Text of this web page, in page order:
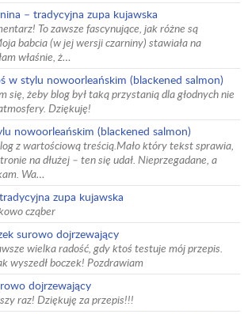
– tradycyjna zupa kujawska
To zawsze fascynujące, jak różne są
babcia (w jej wersji czarniny) stawiała na
właśnie, ż…
w stylu nowoorleańskim (blackened salmon)
się, żeby blog był taką przystanią dla głodnych nie
Dziękuję!
nowoorleańskim (blackened salmon)
z wartościową treścią.Mało który tekst sprawia,
na dłużej – ten się udał. Nieprzegadane, a
Wa…
zupa kujawska
cząber
surowo dojrzewający
wielka radość, gdy ktoś testuje mój przepis.
wyszedł boczek! Pozdrawiam
dojrzewający
raz! Dziękuję za przepis!!!